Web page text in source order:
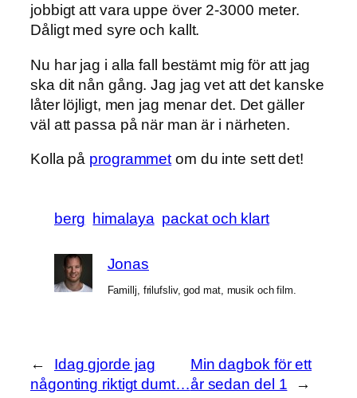
jobbigt att vara uppe över 2-3000 meter.
Dåligt med syre och kallt.
Nu har jag i alla fall bestämt mig för att jag
ska dit nån gång. Jag jag vet att det kanske
låter löjligt, men jag menar det. Det gäller
väl att passa på när man är i närheten.
Kolla på programmetom du inte sett det!
berg himalaya packat och klart
Jonas
Famillj, frilufsliv, god mat, musik och film.
←
Idag gjorde jag
någonting riktigt dumt…
Min dagbok för ett
år sedan del 1
→